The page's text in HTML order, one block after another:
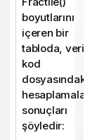
boyutlarını
içeren bir
tabloda, veri
kod
dosyasındaki
hesaplamaların
sonuçları
şöyledir: